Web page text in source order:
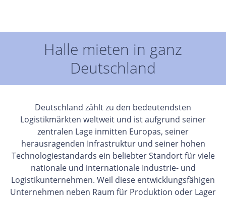
Halle mieten in ganz
Deutschland
Deutschland zählt zu den bedeutendsten
Logistikmärkten weltweit und ist aufgrund seiner
zentralen Lage inmitten Europas, seiner
herausragenden Infrastruktur und seiner hohen
Technologiestandards ein beliebter Standort für viele
nationale und internationale Industrie- und
Logistikunternehmen. Weil diese entwicklungsfähigen
Unternehmen neben Raum für Produktion oder Lager